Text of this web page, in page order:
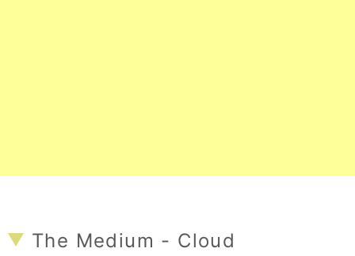
The Medium - Cloud